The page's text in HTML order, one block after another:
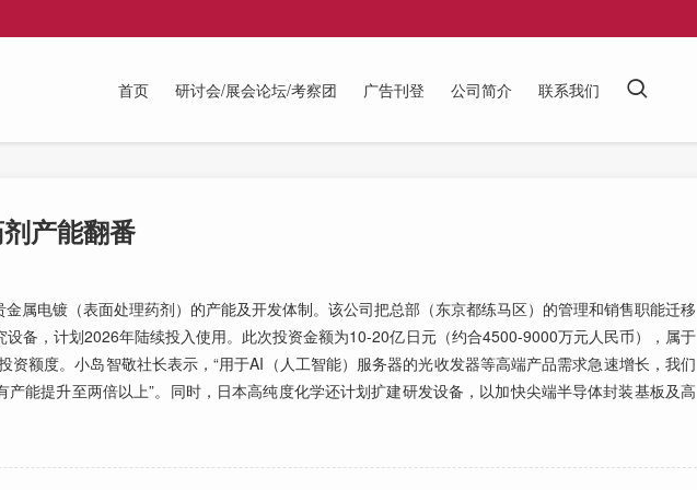
首页 研讨会/展会论坛/考察团 广告刊登 公司简介 联系我们
产能翻番
电镀（表面处理药剂）的产能及开发体制。该公司把总部（东京都练马区）的管理和销售职能迁移
备，计划2026年陆续投入使用。此次投资金额为10-20亿日元（约合4500-9000万元人民币），属于
额度。小岛智敬社长表示，“用于AI（人工智能）服务器的光收发器等高端产品需求急速增长，我们
能提升至两倍以上”。同时，日本高纯度化学还计划扩建研发设备，以加快尖端半导体封装基板及高